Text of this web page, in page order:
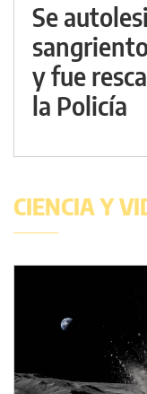
Se
y fue
la Policía
CIENCIA Y